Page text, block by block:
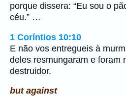
porque dissera: “Eu sou o
céu.” …
1 Coríntios 10:10
E não vos entregueis à
deles resmungaram e foram
destruidor.
but against